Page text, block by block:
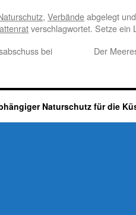
, Verbändeabgelegt
verschlagwortet. Setze ein
bei
Der
Naturschutz für die